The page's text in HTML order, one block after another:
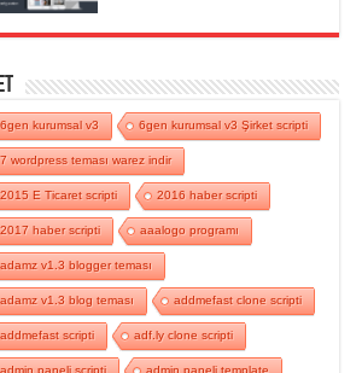
6gen kurumsal v3 6gen kurumsal v3 Şirket scripti
7 wordpress teması warez indir
2015 E Ticaret scripti 2016 haber scripti
2017 haber scripti aaalogo programı
adamz v1.3 blogger teması
adamz v1.3 blog teması addmefast clone scripti
addmefast scripti adf.ly clone scripti
admin paneli scripti admin paneli template